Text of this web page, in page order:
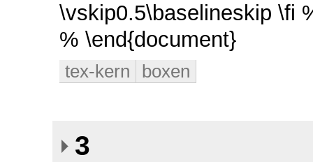
\vskip0.5\baselineskip \fi
% \end{document}
tex-kern boxen
3